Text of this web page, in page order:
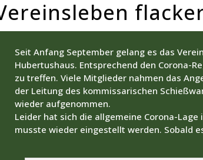
Seit Anfang September gelang es das
Hubertushaus. Entsprechend den Corona-
zu treffen. Viele Mitglieder nahmen das
der Leitung des kommissarischen
wieder aufgenommen.
Leider hat sich die allgemeine Corona-
musste wieder eingestellt werden. Sobald